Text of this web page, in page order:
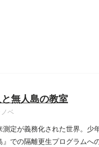
無人島の教室
ベ
測定が義務化された世界。少
』での隔離更生プログラムへ